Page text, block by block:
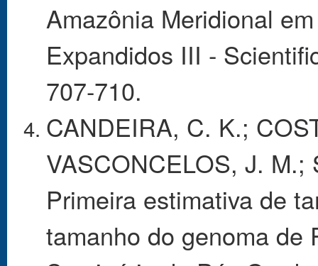
Amazônia Meridional
Expandidos III -
707-710.
CANDEIRA, C. K.;
VASCONCELOS, J.
Primeira estimativa de
tamanho do genoma de